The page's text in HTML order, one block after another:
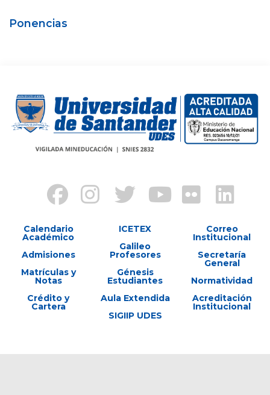
Ponencias
Calendario
Académico
Admisiones
Matrículas y
Notas
Crédito y
Cartera
ICETEX
Galileo
Profesores
Génesis
Estudiantes
Aula Extendida
SIGIIP UDES
Correo
Institucional
Secretaría
General
Normatividad
Acreditación
Institucional